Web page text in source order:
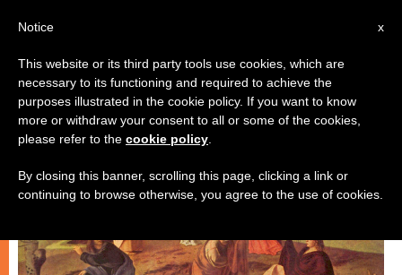
SPIRITUALITÀ E PREGHIERA
x
Notice
This website or its third party tools use cookies, which are
necessary to its functioning and required to achieve the
purposes illustrated in the cookie policy. If you want to know
more or withdraw your consent to all or some of the cookies,
please refer to the cookie policy
By closing this banner, scrolling this page, clicking a link or
continuing to browse otherwise, you agree to the use of cookies.